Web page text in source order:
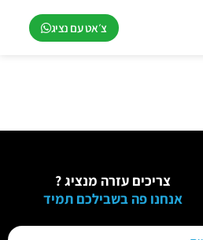
צ׳אט עם נציג
צריכים עזרה מנציג ?
אנחנו פה בשבילכם תמיד